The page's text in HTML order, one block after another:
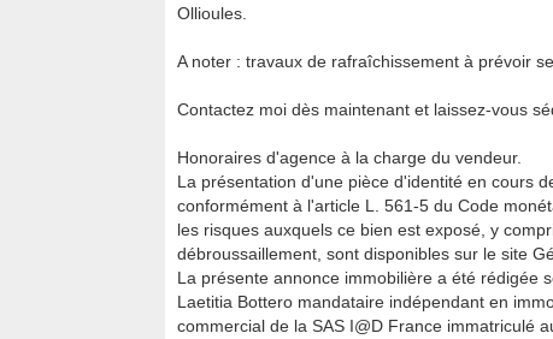
Ollioules.
A noter : travaux de rafraîchissement à prévoir
Contactez moi dès maintenant et laissez-vous
Honoraires d'agence à la charge du vendeur.
La présentation d'une pièce d'identité en cours
conformément à l'article L. 561-5 du Code
les risques auxquels ce bien est exposé, y
débroussaillement, sont disponibles sur le site
La présente annonce immobilière a été rédigée
Laetitia Bottero mandataire indépendant en
commercial de la SAS I@D France immatriculé